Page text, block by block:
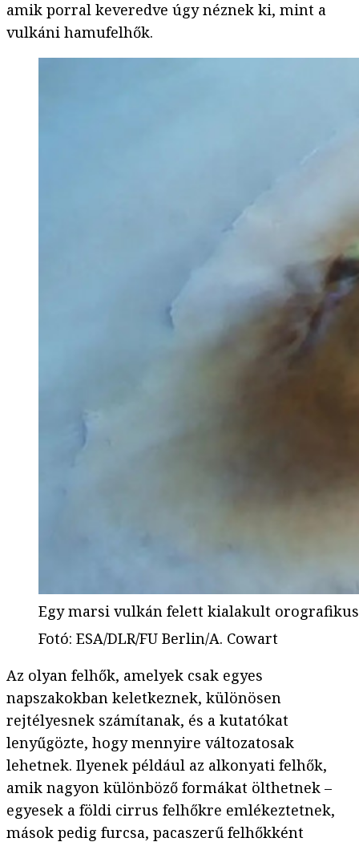
amik porral keveredve úgy néznek ki, mint a
vulkáni hamufelhők.
Egy marsi vulkán felett kialakult
Fotó: ESA/DLR/FU Berlin/A. Cowart
Az olyan felhők, amelyek csak egyes
napszakokban keletkeznek, különösen
rejtélyesnek számítanak, és a kutatókat
lenyűgözte, hogy mennyire változatosak
lehetnek. Ilyenek például az alkonyati felhők,
amik nagyon különböző formákat ölthetnek –
egyesek a földi cirrus felhőkre emlékeztetnek,
mások pedig furcsa, pacaszerű felhőkként